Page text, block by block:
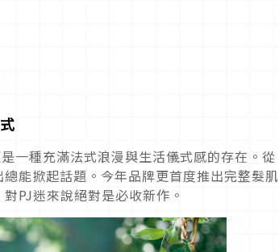
一種充滿法式浪漫與生活儀式感的存在。從
能掀起話題。今年品牌更首度推出完整髮肌
PJ迷來說絕對是必收新作。